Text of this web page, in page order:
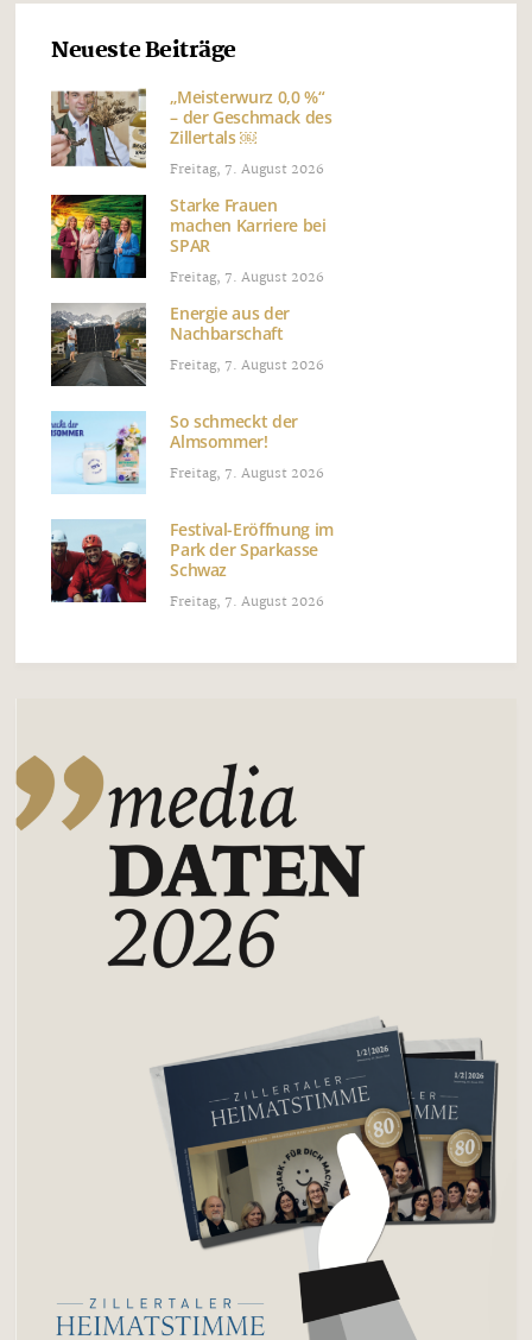
Neueste Beiträge
„Meisterwurz 0,0 %“
– der Geschmack des
Zillertals ￼
Freitag, 7. August 2026
Starke Frauen
machen Karriere bei
SPAR
Freitag, 7. August 2026
Energie aus der
Nachbarschaft
Freitag, 7. August 2026
So schmeckt der
Almsommer!
Freitag, 7. August 2026
Festival-Eröffnung im
Park der Sparkasse
Schwaz
Freitag, 7. August 2026